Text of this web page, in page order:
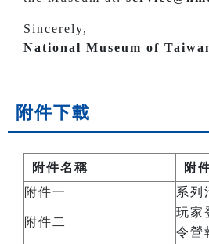
Sincerely,
National Museum of
附件下載
附件名稱
附
附件一
系列
附件二
玩家
令營